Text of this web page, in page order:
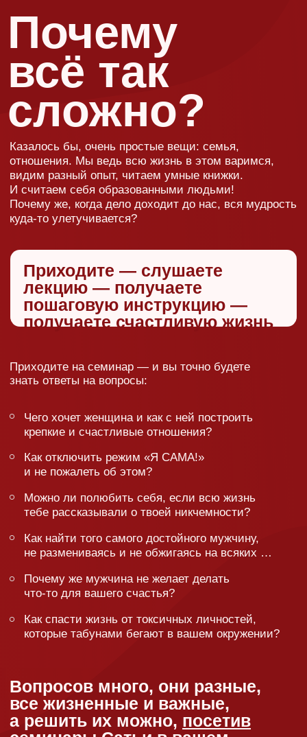
семинара
Сатьи?
Время семинара ограничено 2 часами, поэтому
Сатья чисто физически не сможет ответить
на все вопросы! Будьте смелее: пишите
в микрофон.
сухой начитки энциклопедических данных) вы за 2
часа (именно такая длительность у одной лекции):
сможете узнать обо всех сферах жизни и поймете,
как выйти из самых сложных жизненных ситуаций.
На чужом примере
не только поймёте, что
и как делать,
ваша жизнь не так
уж и плоха. Кроме того,
лекции Сатьи — это
нереальный заряд
положительных эмоций.
«Просто о сложном»
и «С юмором о самом
печальном» — вот
девизы семинаров
по семейным
отношениям.
Любишь Сатью всей душой и готов рассказать
о семинаре на своей страничке? Заполняй анкету!
Заполнить анкету
Ты блогер?